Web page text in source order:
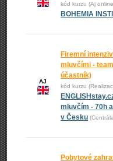
kód kurzu (Aj
BOHEMIA
AJ
Firemní
mluvčími -
účastník)
kód kurzu
mluvčím - 70h
v Česku
Pobytové